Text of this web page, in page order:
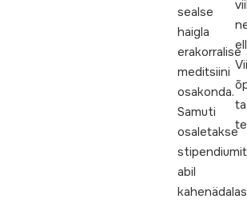
sealse
haigla
erakorralise
meditsiini
osakonda.
Samuti
osaletakse
abil
ta